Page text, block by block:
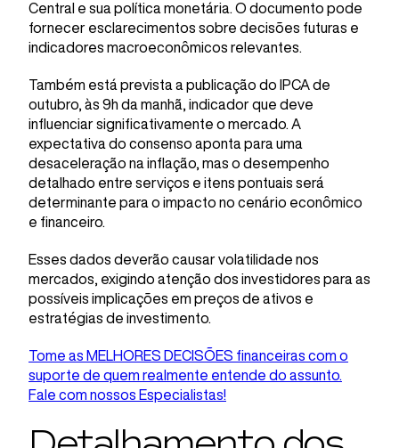
Central e sua política monetária. O documento pode
fornecer esclarecimentos sobre decisões futuras e
indicadores macroeconômicos relevantes.
Também está prevista a publicação do IPCA de
outubro, às 9h da manhã, indicador que deve
influenciar significativamente o mercado. A
expectativa do consenso aponta para uma
desaceleração na inflação, mas o desempenho
detalhado entre serviços e itens pontuais será
determinante para o impacto no cenário econômico
e financeiro.
Esses dados deverão causar volatilidade nos
mercados, exigindo atenção dos investidores para as
possíveis implicações em preços de ativos e
estratégias de investimento.
Tome as MELHORES DECISÕES financeiras com o
suporte de quem realmente entende do assunto.
Fale com nossos Especialistas!